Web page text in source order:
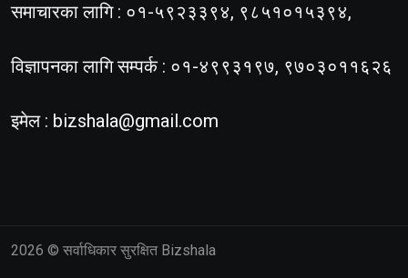
समाचारका लागि : ०१-५९२३३९४, ९८५१०१५३९४,
विज्ञापनका लागि सम्पर्क : ०१-४९९३१९७, ९७०३०११६२६
इमेल : bizshala@gmail.com
2026 © सर्वाधिकार सुरक्षित Bizshala